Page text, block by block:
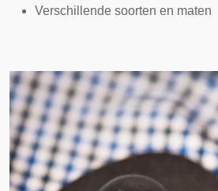
Verschillende soorten en maten